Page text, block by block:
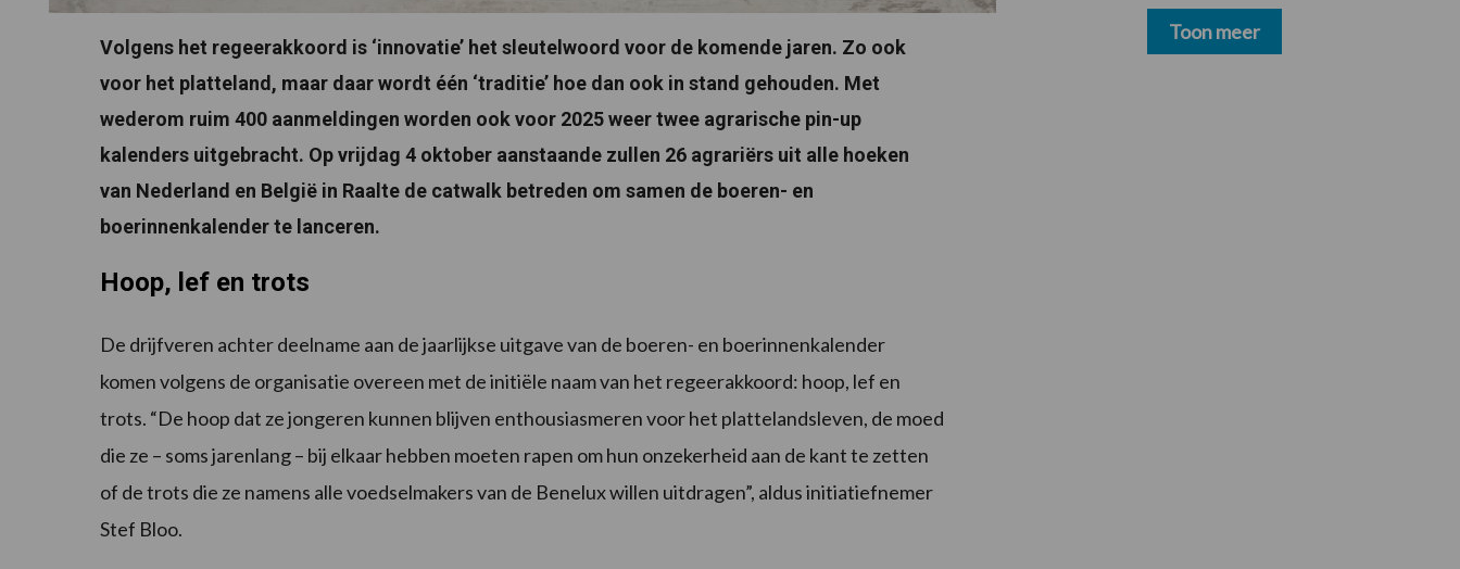
Volgens het regeerakkoord is ‘innovatie’ het sleutelwoord voor de komende jaren. Zo ook
voor het platteland, maar daar wordt één ‘traditie’ hoe dan ook in stand gehouden. Met
wederom ruim 400 aanmeldingen worden ook voor 2025 weer twee agrarische pin-up
kalenders uitgebracht. Op vrijdag 4 oktober aanstaande zullen 26 agrariërs uit alle hoeken
van Nederland en België in Raalte de catwalk betreden om samen de boeren- en
boerinnenkalender te lanceren.
Hoop, lef en trots
De drijfveren achter deelname aan de jaarlijkse uitgave van de boeren- en boerinnenkalender
komen volgens de organisatie overeen met de initiële naam van het regeerakkoord: hoop, lef en
trots. “De hoop dat ze jongeren kunnen blijven enthousiasmeren voor het plattelandsleven, de moed
die ze – soms jarenlang – bij elkaar hebben moeten rapen om hun onzekerheid aan de kant te zetten
of de trots die ze namens alle voedselmakers van de Benelux willen uitdragen”, aldus initiatiefnemer
Stef Bloo.
Toon meer